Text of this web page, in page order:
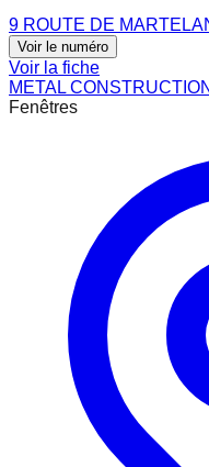
9 ROUTE DE
Voir le numéro
Voir la fiche
METAL
Fenêtres